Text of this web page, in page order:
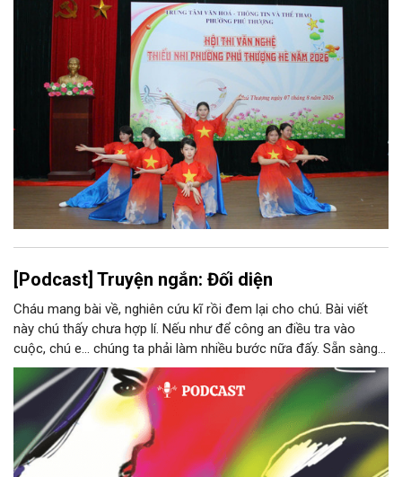
[Podcast] Truyện ngắn: Đối diện
Cháu mang bài về, nghiên cứu kĩ rồi đem lại cho chú. Bài viết
này chú thấy chưa hợp lí. Nếu như để công an điều tra vào
cuộc, chú e… chúng ta phải làm nhiều bước nữa đấy. Sẵn sàng
thì tiếp tục nhé! Chú Minh cầm tập bài viết đưa lại cho Thy. Cô
ngại ngùng đỡ lấy. Đây là lần thứ ba, loạt bài phóng sự của mình
bị Tổng biên tập kêu lên để trả lại...